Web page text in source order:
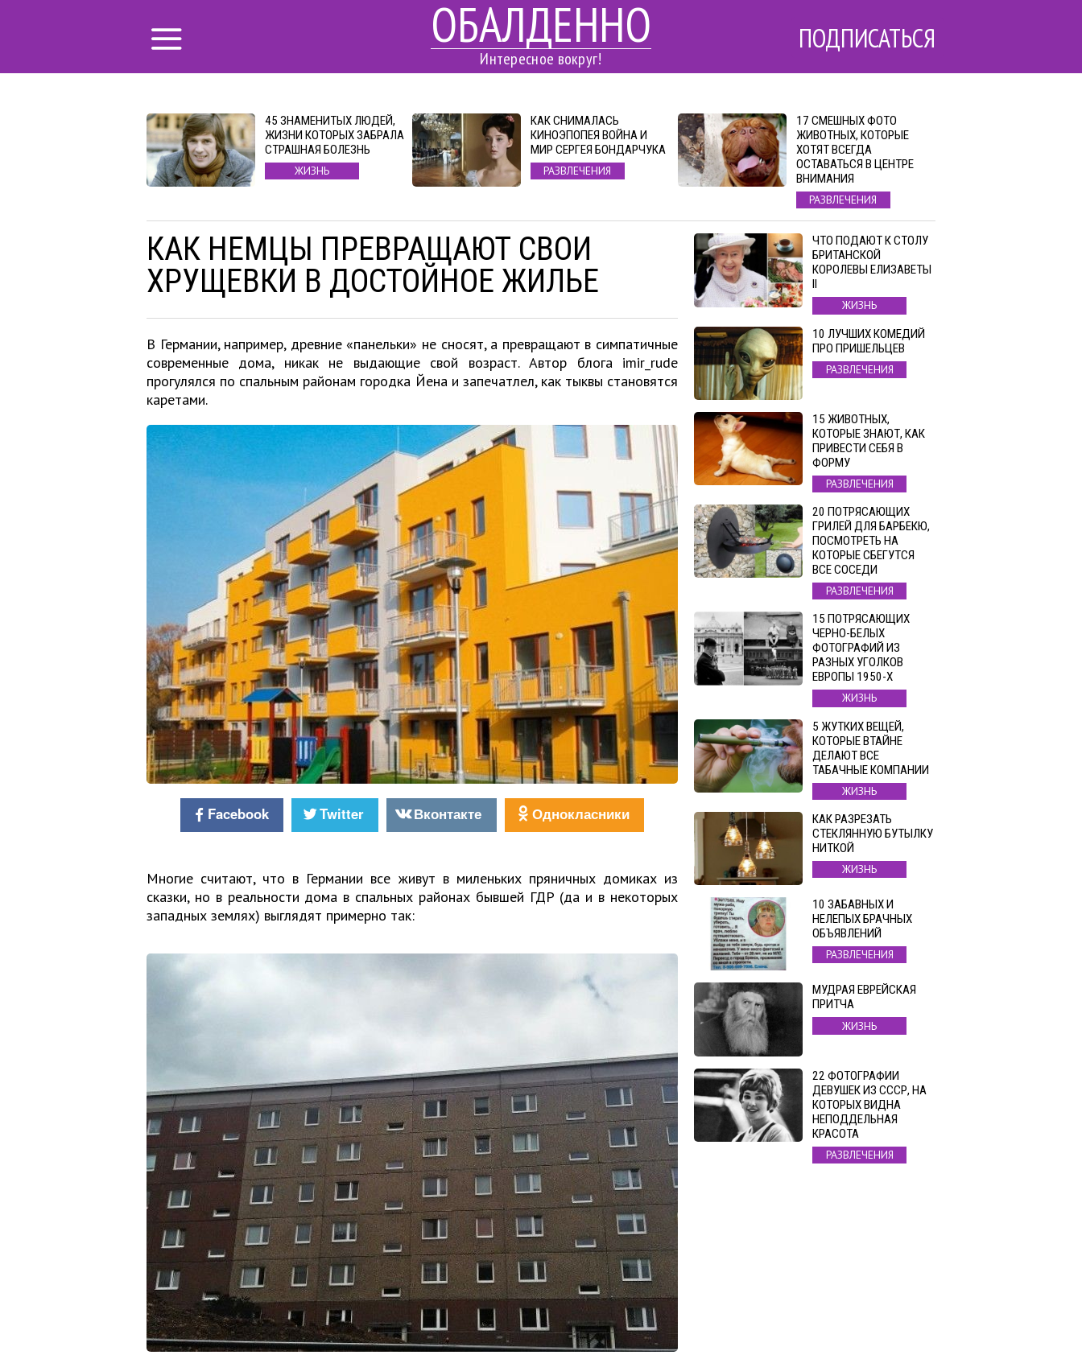
ОБАЛДЕННО
Интересное вокруг!
ПОДПИСАТЬСЯ
45 ЗНАМЕНИТЫХ ЛЮДЕЙ,
ЖИЗНИ КОТОРЫХ ЗАБРАЛА
СТРАШНАЯ БОЛЕЗНЬ
ЖИЗНЬ
КАК СНИМАЛАСЬ
КИНОЭПОПЕЯ ВОЙНА И
МИР СЕРГЕЯ БОНДАРЧУКА
РАЗВЛЕЧЕНИЯ
17 СМЕШНЫХ ФОТО
ЖИВОТНЫХ, КОТОРЫЕ
ХОТЯТ ВСЕГДА
ОСТАВАТЬСЯ В ЦЕНТРЕ
ВНИМАНИЯ
РАЗВЛЕЧЕНИЯ
КАК НЕМЦЫ ПРЕВРАЩАЮТ СВОИ
ХРУЩЕВКИ В ДОСТОЙНОЕ ЖИЛЬЕ
В Германии, например, древние «панельки» не сносят, а превращают в симпатичные
современные дома, никак не выдающие свой возраст. Автор блога imir_rude
прогулялся по спальным районам городка Йена и запечатлел, как тыквы становятся
каретами.
Facebook Twitter Вконтакте Однокласники
Многие считают, что в Германии все живут в миленьких пряничных домиках из
сказки, но в реальности дома в спальных районах бывшей ГДР (да и в некоторых
западных землях) выглядят примерно так:
ЧТО ПОДАЮТ К СТОЛУ
БРИТАНСКОЙ
КОРОЛЕВЫ ЕЛИЗАВЕТЫ
II
ЖИЗНЬ
10 ЛУЧШИХ КОМЕДИЙ
ПРО ПРИШЕЛЬЦЕВ
РАЗВЛЕЧЕНИЯ
15 ЖИВОТНЫХ,
КОТОРЫЕ ЗНАЮТ, КАК
ПРИВЕСТИ СЕБЯ В
ФОРМУ
РАЗВЛЕЧЕНИЯ
20 ПОТРЯСАЮЩИХ
ГРИЛЕЙ ДЛЯ БАРБЕКЮ,
ПОСМОТРЕТЬ НА
КОТОРЫЕ СБЕГУТСЯ
ВСЕ СОСЕДИ
РАЗВЛЕЧЕНИЯ
15 ПОТРЯСАЮЩИХ
ЧЕРНО-БЕЛЫХ
ФОТОГРАФИЙ ИЗ
РАЗНЫХ УГОЛКОВ
ЕВРОПЫ 1950-Х
ЖИЗНЬ
5 ЖУТКИХ ВЕЩЕЙ,
КОТОРЫЕ ВТАЙНЕ
ДЕЛАЮТ ВСЕ
ТАБАЧНЫЕ КОМПАНИИ
ЖИЗНЬ
КАК РАЗРЕЗАТЬ
СТЕКЛЯННУЮ БУТЫЛКУ
НИТКОЙ
ЖИЗНЬ
10 ЗАБАВНЫХ И
НЕЛЕПЫХ БРАЧНЫХ
ОБЪЯВЛЕНИЙ
РАЗВЛЕЧЕНИЯ
МУДРАЯ ЕВРЕЙСКАЯ
ПРИТЧА
ЖИЗНЬ
22 ФОТОГРАФИИ
ДЕВУШЕК ИЗ СССР, НА
КОТОРЫХ ВИДНА
НЕПОДДЕЛЬНАЯ
КРАСОТА
РАЗВЛЕЧЕНИЯ